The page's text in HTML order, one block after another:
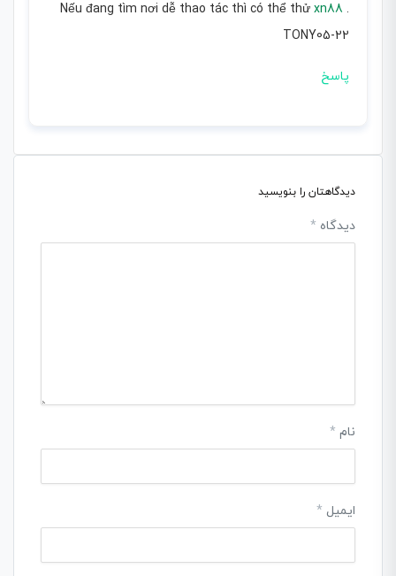
Nếu đang tìm nơi dễ thao tác thì có thể thử xn88 .
TONY05-22
پاسخ
دیدگاهتان را بنویسید
دیدگاه *
نام *
ایمیل *